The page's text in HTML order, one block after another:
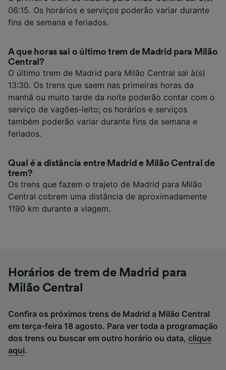
06:15. Os horários e serviços poderão variar durante
fins de semana e feriados.
A que horas sai o último trem de Madrid para Milão
Central?
O último trem de Madrid para Milão Central sai à(s)
13:30. Os trens que saem nas primeiras horas da
manhã ou muito tarde da noite poderão contar com o
serviço de vagões-leito; os horários e serviços
também poderão variar durante fins de semana e
feriados.
Qual é a distância entre Madrid e Milão Central de
trem?
Os trens que fazem o trajeto de Madrid para Milão
Central cobrem uma distância de aproximadamente
1190 km durante a viagem.
Horários de trem de Madrid para
Milão Central
Confira os próximos trens de Madrid a Milão Central
em terça-feira 18 agosto. Para ver toda a programação
dos trens ou buscar em outro horário ou data, clique
aqui.